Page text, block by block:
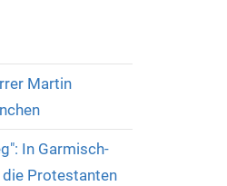
Martin
In Garmisch-
Protestanten